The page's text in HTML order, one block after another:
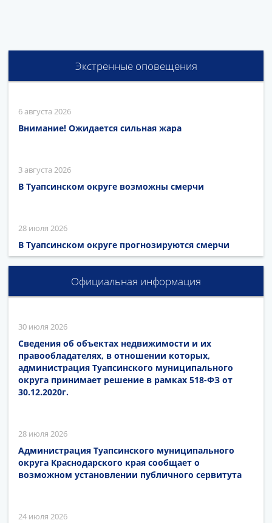
Экстренные оповещения
6 августа 2026
Внимание! Ожидается сильная жара
3 августа 2026
В Туапсинском округе возможны смерчи
28 июля 2026
В Туапсинском округе прогнозируются смерчи
Официальная информация
30 июля 2026
Сведения об объектах недвижимости и их
правообладателях, в отношении которых,
администрация Туапсинского муниципального
округа принимает решение в рамках 518-ФЗ от
30.12.2020г.
28 июля 2026
Администрация Туапсинского муниципального
округа Краснодарского края сообщает о
возможном установлении публичного сервитута
24 июля 2026